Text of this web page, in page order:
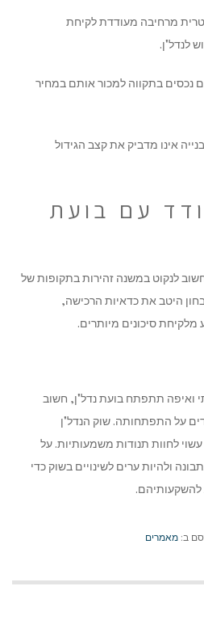
מרחיבה מעודדת לקיחת
לנדל"ן.
נכסים בתקווה למכור אותם במחיר
אינו מדביק את קצב הגידול
עם בועת
לנקוט במשנה זהירות בתקופות של
היטב את כדאיות הרכישה,
סיכונים מיותרים.
ואיפה תתפתח בועת נדל"ן, חשוב
על התפתחותה. שוק הנדל"ן
לחוות תנודות משמעותיות. על
ולהיות ערים לשינויים בשוק כדי
להשקעותיהם.
ב:מאמרים